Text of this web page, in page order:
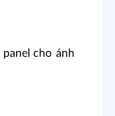
cho ánh